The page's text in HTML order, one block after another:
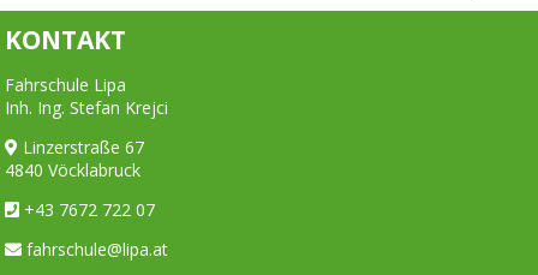
KONTAKT
Fahrschule Lipa
Inh. Ing. Stefan Krejci
Linzerstraße 67
4840 Vöcklabruck
+43 7672 722 07
fahrschule@lipa.at